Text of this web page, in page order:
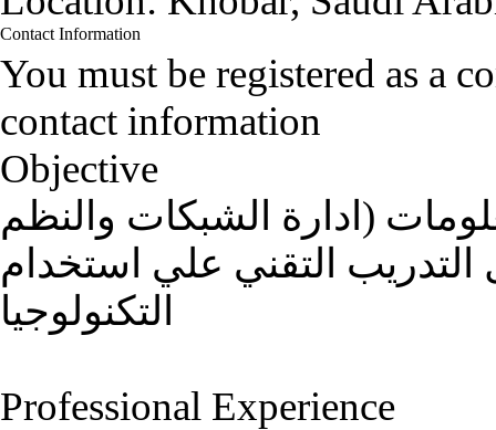
Contact Information
You must be registered as a
contact information
Objective
(ادارة الشبكات والنظم
التقني علي استخدام
التكنولوجيا
Professional Experience